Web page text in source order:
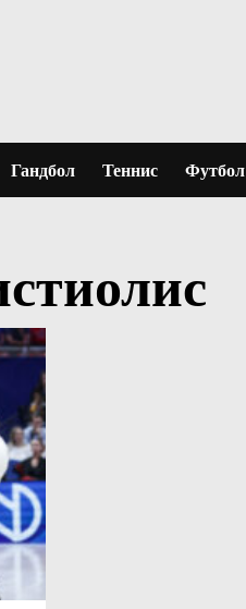
Гандбол Теннис Футбол